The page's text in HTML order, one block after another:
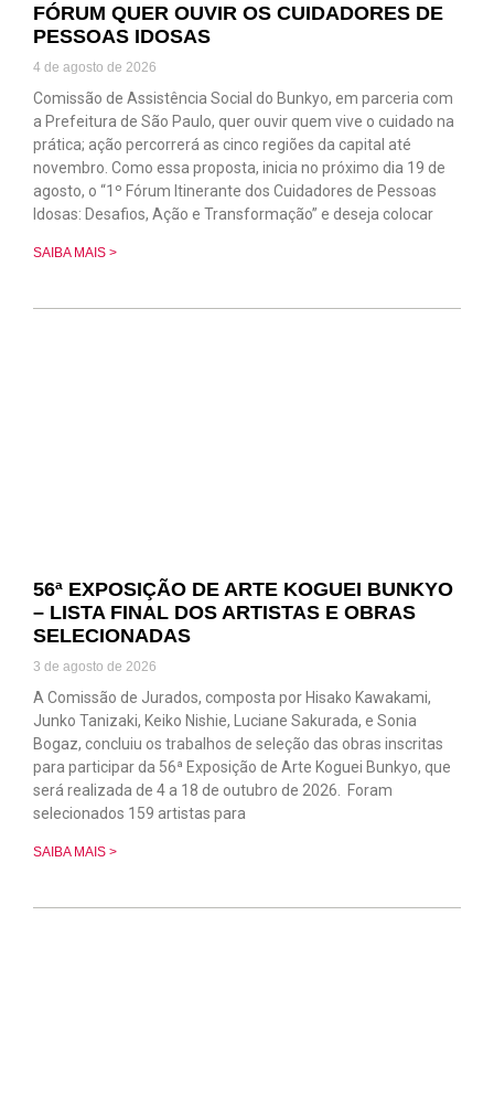
FÓRUM QUER OUVIR OS CUIDADORES DE
PESSOAS IDOSAS
4 de agosto de 2026
Comissão de Assistência Social do Bunkyo, em parceria com
a Prefeitura de São Paulo, quer ouvir quem vive o cuidado na
prática; ação percorrerá as cinco regiões da capital até
novembro. Como essa proposta, inicia no próximo dia 19 de
agosto, o “1º Fórum Itinerante dos Cuidadores de Pessoas
Idosas: Desafios, Ação e Transformação” e deseja colocar
SAIBA MAIS >
56ª EXPOSIÇÃO DE ARTE KOGUEI BUNKYO
– LISTA FINAL DOS ARTISTAS E OBRAS
SELECIONADAS
3 de agosto de 2026
A Comissão de Jurados, composta por Hisako Kawakami,
Junko Tanizaki, Keiko Nishie, Luciane Sakurada, e Sonia
Bogaz, concluiu os trabalhos de seleção das obras inscritas
para participar da 56ª Exposição de Arte Koguei Bunkyo, que
será realizada de 4 a 18 de outubro de 2026. Foram
selecionados 159 artistas para
SAIBA MAIS >